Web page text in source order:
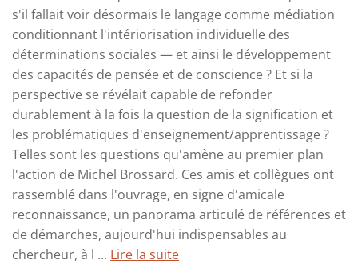
s'il fallait voir désormais le langage comme médiation
conditionnant l'intériorisation individuelle des
déterminations sociales — et ainsi le développement
des capacités de pensée et de conscience ? Et si la
perspective se révélait capable de refonder
durablement à la fois la question de la signification et
les problématiques d'enseignement/apprentissage ?
Telles sont les questions qu'amène au premier plan
l'action de Michel Brossard. Ces amis et collègues ont
rassemblé dans l'ouvrage, en signe d'amicale
reconnaissance, un panorama articulé de références et
de démarches, aujourd'hui indispensables au
chercheur, à l ... Lire la suite